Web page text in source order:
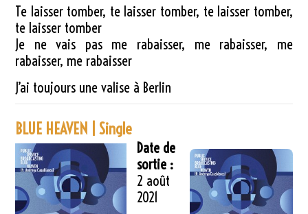
Te laisser tomber, te laisser tomber, te laisser tomber,
te laisser tomber
Je ne vais pas me rabaisser, me rabaisser, me
rabaisser, me rabaisser
J’ai toujours une valise à Berlin
BLUE HEAVEN | Single
Date de
sortie :
2 août
2021